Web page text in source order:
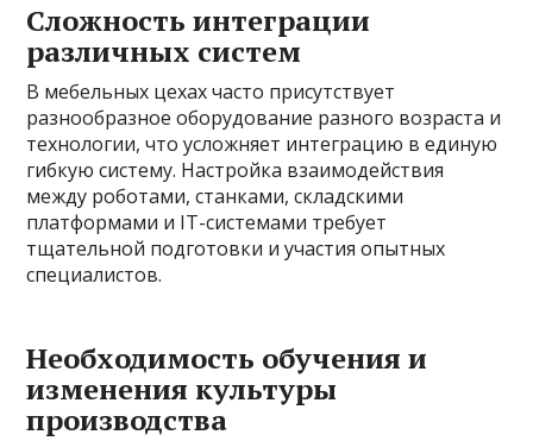
Сложность интеграции
различных систем
В мебельных цехах часто присутствует
разнообразное оборудование разного возраста и
технологии, что усложняет интеграцию в единую
гибкую систему. Настройка взаимодействия
между роботами, станками, складскими
платформами и IT-системами требует
тщательной подготовки и участия опытных
специалистов.
Необходимость обучения и
изменения культуры
производства